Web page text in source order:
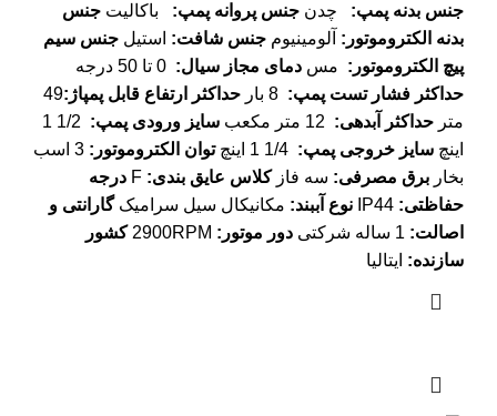
جنس بدنه پمپ: چدن جنس پروانه پمپ: باکالیت جنس
بدنه الکتروموتور : آلومینیوم جنس شافت: استیل جنس سیم
پیچ الکتروموتور : مس دمای مجاز سیال:
حداکثر فشار تست پمپ: حداکثر ارتفاع قابل پمپاژ :
49
متر حداکثر آبدهی: سایز ورودی پمپ:
1/2 1
اینچ سایز خروجی پمپ: 1/4 1 اینچ توان الکتروموتور :
3 اسب
بخار برق مصرفی: سه فازکلاس عایق بندی:
درجه
حفاظتی: نوع آببند: مکانیکال سیل سرامیکگارانتی و
اصالت: دور موتور :
کشور
سازنده: ایتالیا